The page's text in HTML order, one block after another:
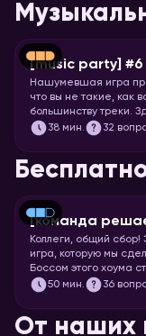
[music party]
Нашумевшая игра
что вы не такие, как
большинству треки.
Настраивайте слух
38 мин. 32
[команда
Коллеги, общий сбор!
игра, которую мы
Боссом этого хоума
когда вы
тимбилдиться. Вас
темы, ответить на
50 мин. 36
От наших